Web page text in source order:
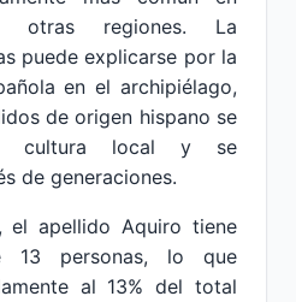
otras regiones. La
puede explicarse por la
en el archipiélago,
de origen hispano se
cultura local y se
de generaciones.
el apellido Aquiro tiene
13 personas, lo que
al 13% del total